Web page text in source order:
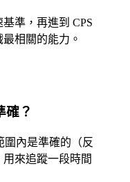
準，再進到 CPS
相關的能力。
確？
圍內是準確的（反
來追蹤一段時間